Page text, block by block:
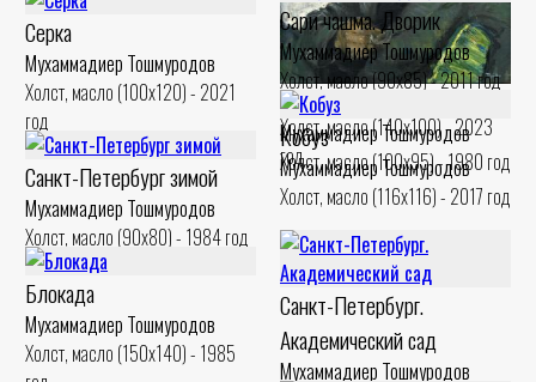
Охотник
Мухаммадиер Тошмуродов
Холст, масло (140x100) - 2023
год
Нусратулло
Мухаммадиер Тошмуродов
Холст, масло (100x95) - 1980 год
Сари чашма. Дворик
Мухаммадиер Тошмуродов
Холст, масло (90x85) - 2011 год
Серка
Мухаммадиер Тошмуродов
Холст, масло (100x120) - 2021
год
Кобуз
Мухаммадиер Тошмуродов
Холст, масло (116x116) - 2017 год
Санкт-Петербург зимой
Мухаммадиер Тошмуродов
Холст, масло (90x80) - 1984 год
Санкт-Петербург.
Академический сад
Мухаммадиер Тошмуродов
Блокада
Мухаммадиер Тошмуродов
Холст, масло (150x140) - 1985